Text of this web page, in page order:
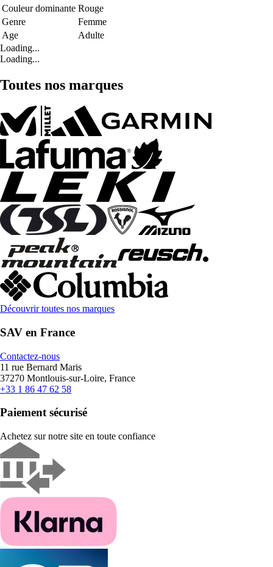
Couleur dominante Rouge
Genre
Femme
Age
Adulte
Loading...
Loading...
Toutes nos marques
Découvrir toutes nos marques
SAV en France
Contactez-nous
11 rue Bernard Maris
37270 Montlouis-sur-Loire, France
+33 1 86 47 62 58
Paiement sécurisé
Achetez sur notre site en toute confiance